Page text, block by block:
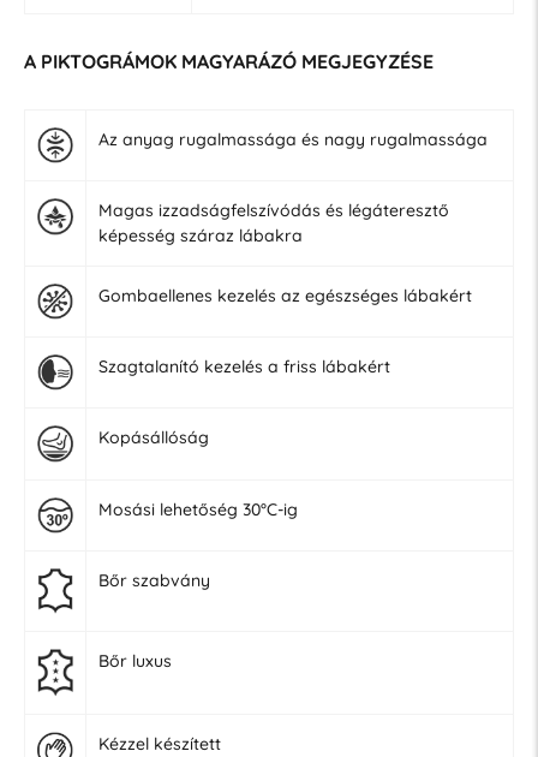
A PIKTOGRÁMOK MAGYARÁZÓ MEGJEGYZÉSE
Az anyag rugalmassága és nagy rugalmassága
Magas izzadságfelszívódás és légáteresztő
képesség száraz lábakra
Gombaellenes kezelés az egészséges lábakért
Szagtalanító kezelés a friss lábakért
Kopásállóság
Mosási lehetőség 30°C-ig
Bőr szabvány
Bőr luxus
Kézzel készített